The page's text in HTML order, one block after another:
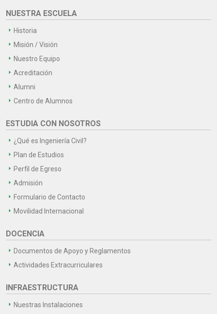
NUESTRA ESCUELA
Historia
Misión / Visión
Nuestro Equipo
Acreditación
Alumni
Centro de Alumnos
ESTUDIA CON NOSOTROS
¿Qué es Ingeniería Civil?
Plan de Estudios
Perfil de Egreso
Admisión
Formulario de Contacto
Movilidad Internacional
DOCENCIA
Documentos de Apoyo y Reglamentos
Actividades Extracurriculares
INFRAESTRUCTURA
Nuestras Instalaciones